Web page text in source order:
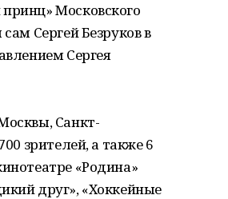
Московского
Сергей Безруков в
Сергея
Санкт-
зрителей, а также 6
«Родина»
друг», «Хоккейные